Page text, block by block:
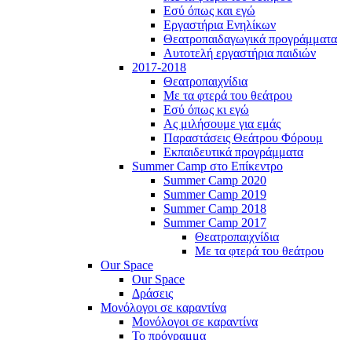
Εσύ όπως και εγώ
Εργαστήρια Ενηλίκων
Θεατροπαιδαγωγικά προγράμματα
Αυτοτελή εργαστήρια παιδιών
2017-2018
Θεατροπαιχνίδια
Με τα φτερά του θεάτρου
Εσύ όπως κι εγώ
Ας μιλήσουμε για εμάς
Παραστάσεις Θεάτρου Φόρουμ
Εκπαιδευτικά προγράμματα
Summer Camp στο Επίκεντρο
Summer Camp 2020
Summer Camp 2019
Summer Camp 2018
Summer Camp 2017
Θεατροπαιχνίδια
Με τα φτερά του θεάτρου
Our Space
Our Space
Δράσεις
Μονόλογοι σε καραντίνα
Μονόλογοι σε καραντίνα
Το πρόγραμμα